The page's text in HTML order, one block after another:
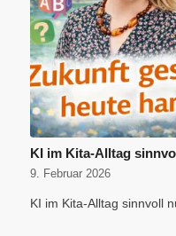
KI im Kita-Alltag
9. Februar 2026
KI im Kita-Alltag sinnvoll